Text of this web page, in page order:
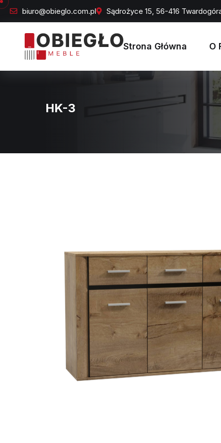
biuro@obieglo.com.pl Sądrożyce 15, 56-416
Strona Główna O
HK-3